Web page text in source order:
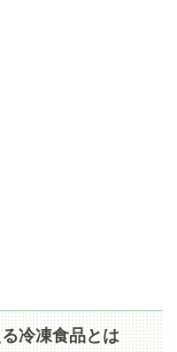
冷凍食品とは